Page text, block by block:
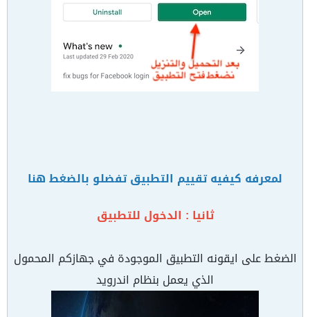
لمعرفه كيفيه تقييم التطبيق تفضلو بالضغط هنا
ثانيا : الدخول للتطبيق
الضغط على ايقونه التطبيق الموجودة في جهازكم المحمول
الذي يعمل بنظام اندرويد